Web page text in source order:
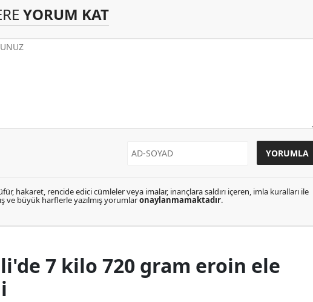
YORUM KAT
hakaret, rencide edici cümleler veya imalar, inançlara saldırı içeren, imla kuralları ile
ve büyük harflerle yazılmış yorumlaronaylanmamaktadır.
7 kilo 720 gram eroin ele